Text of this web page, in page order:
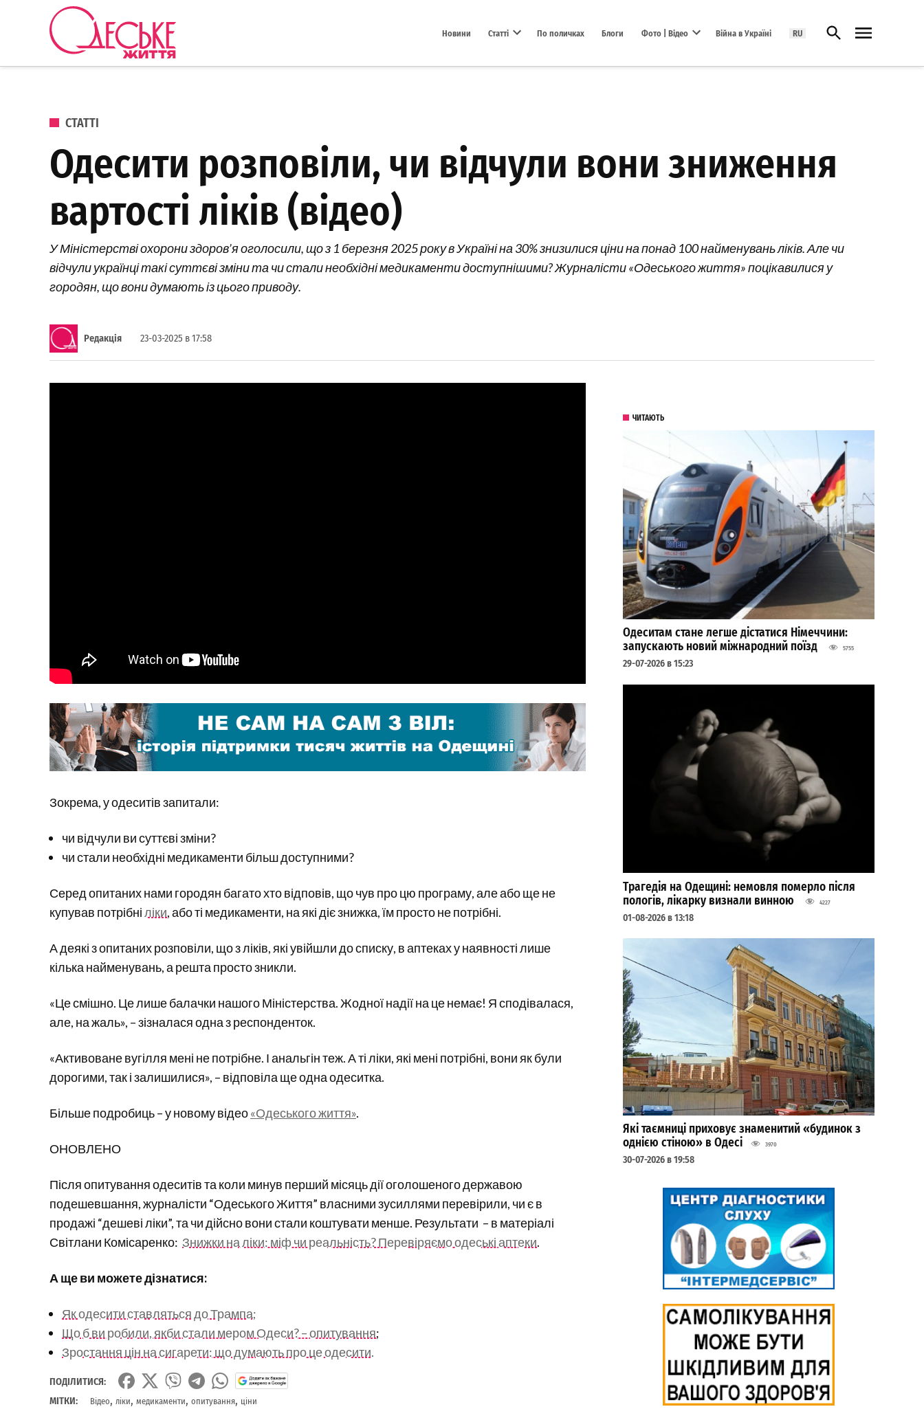
Перейти до вмісту
Новини Статті По поличках Блоги Фото | Відео Війна в Україні RU Відкрити пошук
ОПУБЛІКОВАНО В
СТАТТІ
Одесити розповіли, чи відчули вони зниження
вартості ліків (відео)
У Міністерстві охорони здоров’я оголосили, що з 1 березня 2025 року в Україні на 30% знизилися ціни на понад 100 найменувань ліків. Але чи
відчули українці такі суттєві зміни та чи стали необхідні медикаменти доступнішими? Журналісти «Одеського життя» поцікавилися у
городян, що вони думають із цього приводу.
Редакція 23-03-2025 в 17:58
Зокрема, у одеситів запитали:
чи відчули ви суттєві зміни?
чи стали необхідні медикаменти більш доступними?
Серед опитаних нами городян багато хто відповів, що чув про цю програму, але або ще не
купував потрібніліки, або ті медикаменти, на які діє знижка, їм просто не потрібні.
А деякі з опитаних розповіли, що з ліків, які увійшли до списку, в аптеках у наявності лише
кілька найменувань, а решта просто зникли.
«Це смішно. Це лише балачки нашого Міністерства. Жодної надії на це немає! Я сподівалася,
але, на жаль», – зізналася одна з респонденток.
«Активоване вугілля мені не потрібне. І анальгін теж. А ті ліки, які мені потрібні, вони як були
дорогими, так і залишилися», – відповіла ще одна одеситка.
Більше подробиць – у новому відео«Одеського життя».
ОНОВЛЕНО
Після опитування одеситів та коли минув перший місяць дії оголошеного державою
подешевшання, журналісти “Одеського Життя” власними зусиллями перевірили, чи є в
продажі “дешеві ліки”, та чи дійсно вони стали коштувати менше. Результати – в матеріалі
Світлани Комісаренко: Знижки на ліки: міф чи реальність? Перевіряємо одеські аптеки.
А ще ви можете дізнатися:
Як одесити ставляться до Трампа;
Що б ви робили, якби стали мером Одеси? – опитування;
Зростання цін на сигарети: що думають про це одесити.
ПОДІЛИТИСЯ:
МІТКИ:
Відео, ліки, медикаменти, опитування, ціни
ЧИТАЮТЬ
Одеситам стане легше дістатися Німеччини:
запускають новий міжнародний поїзд
5755
29-07-2026 в 15:23
Трагедія на Одещині: немовля померло після
пологів, лікарку визнали винною
4227
01-08-2026 в 13:18
Які таємниці приховує знаменитий «будинок з
однією стіною» в Одесі
3970
30-07-2026 в 19:58